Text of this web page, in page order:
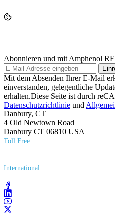
Abonnieren und mit Amphenol
Mit dem Absenden Ihrer E-Mail
einverstanden, gelegentliche
erhalten.Diese Seite ist durch
Datenschutzrichtlinie und
Danbury, CT
4 Old Newtown Road
Danbury CT 06810 USA
Toll Free
International